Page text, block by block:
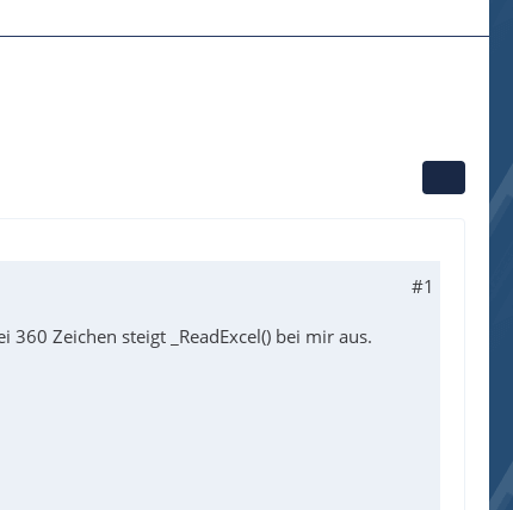
#1
Zeichen steigt _ReadExcel() bei mir aus.